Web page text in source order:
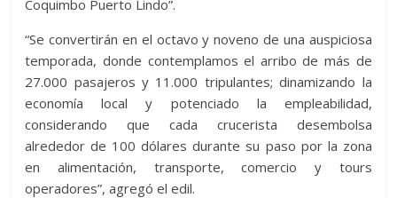
Coquimbo Puerto Lindo”.
“Se convertirán en el octavo y noveno de una auspiciosa
temporada, donde contemplamos el arribo de más de
27.000 pasajeros y 11.000 tripulantes; dinamizando la
economía local y potenciado la empleabilidad,
considerando que cada crucerista desembolsa
alrededor de 100 dólares durante su paso por la zona
en alimentación, transporte, comercio y tours
operadores”, agregó el edil.